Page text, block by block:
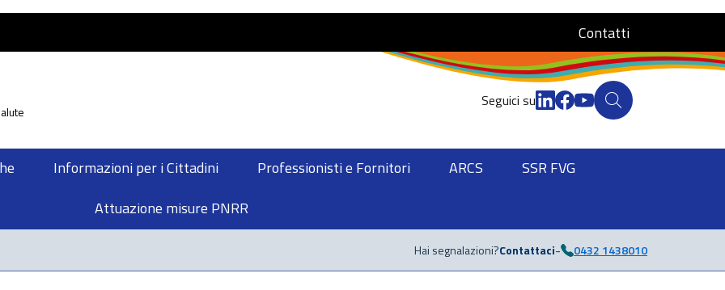
Contatti
Seguici su
Informazioni per i Cittadini Professionisti e Fornitori ARCS
SSR FVG
Attuazione misure PNRR
Hai segnalazioni?Contattaci- 0432 1438010